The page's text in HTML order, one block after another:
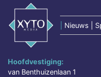
Nieuws |
Hoofdvestiging:
van Benthuizenlaan 1